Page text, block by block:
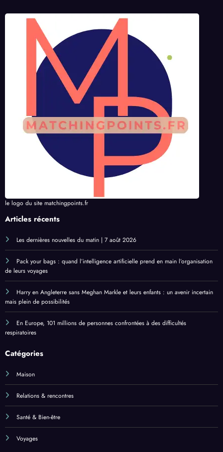
le logo du site matchingpoints.fr
Articles récents
Les dernières nouvelles du matin | 7 août 2026
Pack your bags : quand l’intelligence artificielle prend en main l’organisation
de leurs voyages
Harry en Angleterre sans Meghan Markle et leurs enfants : un avenir incertain
mais plein de possibilités
En Europe, 101 millions de personnes confrontées à des difficultés
respiratoires
Catégories
Maison
Relations & rencontres
Santé & Bien-être
Voyages